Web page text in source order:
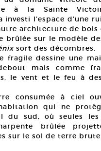
à la Sainte
investi l’espace d’une
architecture de bois
brûlée sur le modèle
sort des décombres.
fragile dessine une
mais comme
le vent et le feu à
consumée à ciel
qui ne
du sud, où seules les
brûlée
sur le sol de terre